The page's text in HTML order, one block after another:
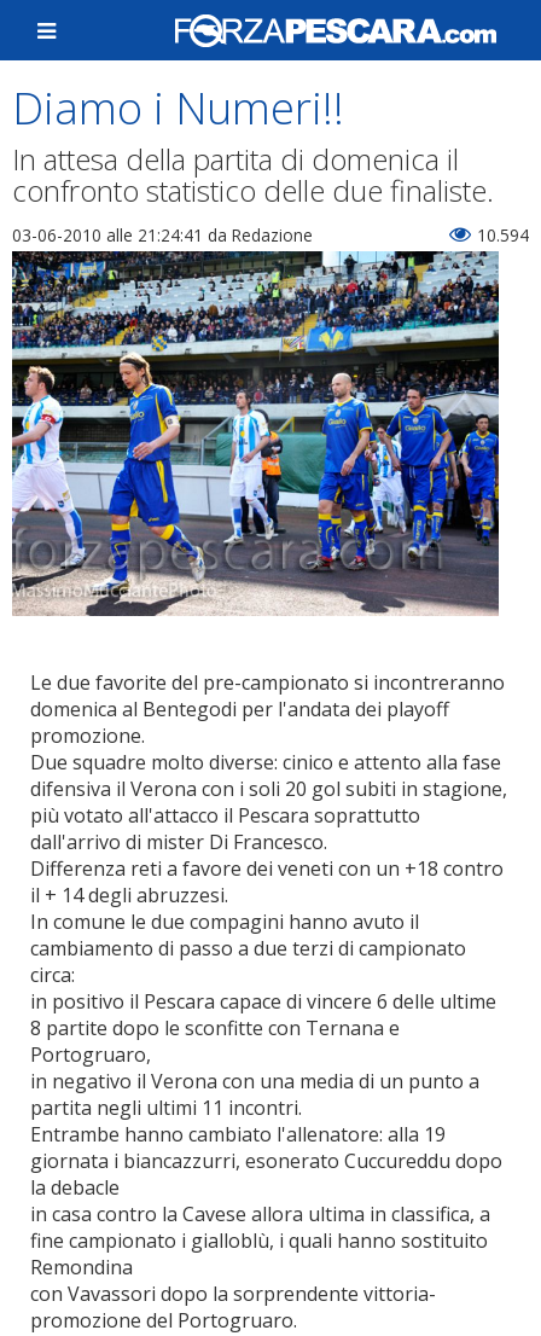
Diamo i Numeri!!
In attesa della partita di domenica il
confronto statistico delle due finaliste.
03-06-2010 alle 21:24:41 da Redazione 10.594
Le due favorite del pre-campionato si incontreranno
domenica al Bentegodi per l'andata dei playoff
promozione.
Due squadre molto diverse: cinico e attento alla fase
difensiva il Verona con i soli 20 gol subiti in stagione,
più votato all'attacco il Pescara soprattutto
dall'arrivo di mister Di Francesco.
Differenza reti a favore dei veneti con un +18 contro
il + 14 degli abruzzesi.
In comune le due compagini hanno avuto il
cambiamento di passo a due terzi di campionato
circa:
in positivo il Pescara capace di vincere 6 delle ultime
8 partite dopo le sconfitte con Ternana e
Portogruaro,
in negativo il Verona con una media di un punto a
partita negli ultimi 11 incontri.
Entrambe hanno cambiato l'allenatore: alla 19
giornata i biancazzurri, esonerato Cuccureddu dopo
la debacle
in casa contro la Cavese allora ultima in classifica, a
fine campionato i gialloblù, i quali hanno sostituito
Remondina
con Vavassori dopo la sorprendente vittoria-
promozione del Portogruaro.